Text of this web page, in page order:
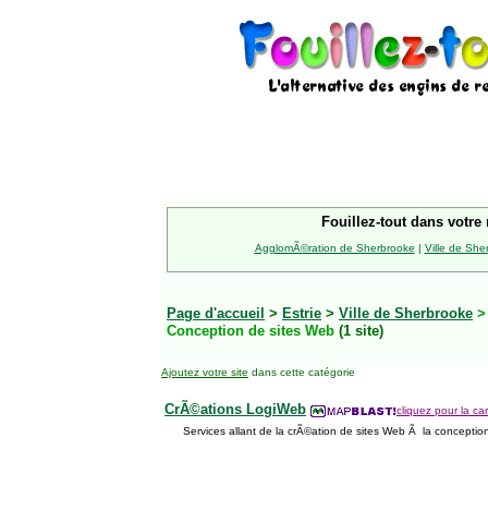
Fouillez-tout dans votre
AgglomÃ©ration de Sherbrooke | Ville de
Page d'accueil > Estrie > Ville de Sherbrooke
Conception de sites Web (1 site)
Ajoutez votre site dans cette catégorie
CrÃ©ations LogiWeb
cliquez pour la
Services allant de la crÃ©ation de sites Web Ã la